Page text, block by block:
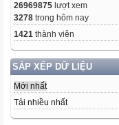
26969875 lượt xem
3278 trong hôm nay
1421 thành viên
SẮP XẾP DỮ LIỆU
Mới nhất
Tải nhiều nhất